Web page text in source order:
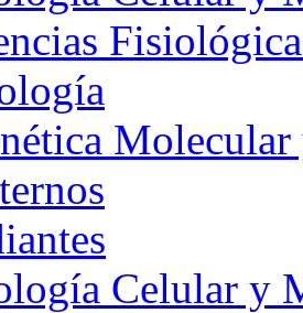
Celular y